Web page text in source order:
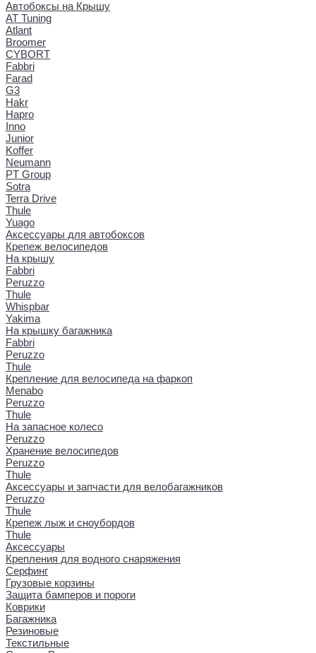
Автобоксы на Крышу
AT Tuning
Atlant
Broomer
CYBORT
Fabbri
Farad
G3
Hakr
Hapro
Inno
Junior
Koffer
Neumann
PT Group
Sotra
Terra Drive
Thule
Yuago
Аксессуары для автобоксов
Крепеж велосипедов
На крышу
Fabbri
Peruzzo
Thule
Whispbar
Yakima
На крышку багажника
Fabbri
Peruzzo
Thule
Крепление для велосипеда на фаркоп
Menabo
Peruzzo
Thule
На запасное колесо
Peruzzo
Хранение велосипедов
Peruzzo
Thule
Аксессуары и запчасти для велобагажников
Peruzzo
Thule
Крепеж лыж и сноубордов
Thule
Аксессуары
Крепления для водного снаряжения
Серфинг
Грузовые корзины
Защита бамперов и пороги
Коврики
Багажника
Резиновые
Текстильные